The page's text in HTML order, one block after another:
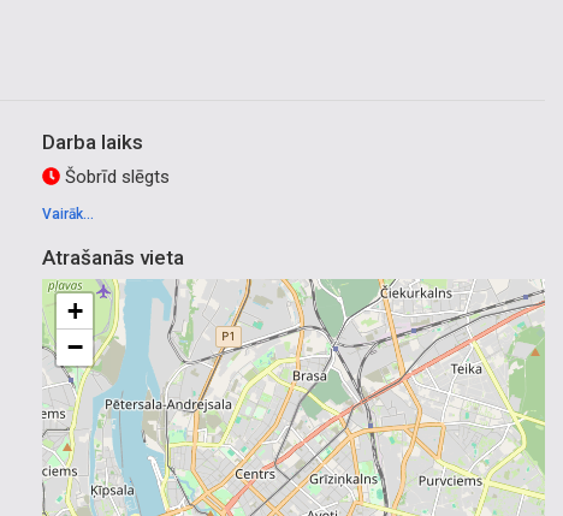
Darba laiks
Šobrīd slēgts
Vairāk...
Atrašanās vieta
+
−